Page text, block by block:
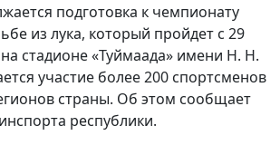
подготовка к чемпионату
из лука, который пройдет с 29
стадионе «Туймаада» имени Н. Н.
участие более 200 спортсменов
страны. Об этом сообщает
республики.